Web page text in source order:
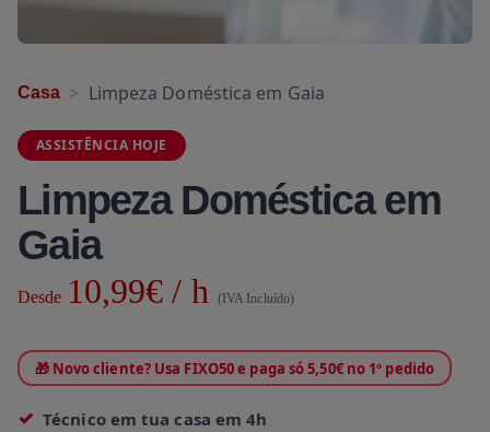
Casa Limpeza Doméstica em Gaia
ASSISTÊNCIA HOJE
Limpeza Doméstica em
Gaia
Desde 10,99€ / h (IVA Incluído)
🎁 Novo cliente? Usa FIXO50 e paga só 5,50€ no 1º pedido
Técnico em tua casa em 4h